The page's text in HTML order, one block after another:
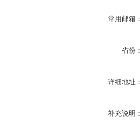
常用邮箱：
省份：
详细地址：
补充说明：